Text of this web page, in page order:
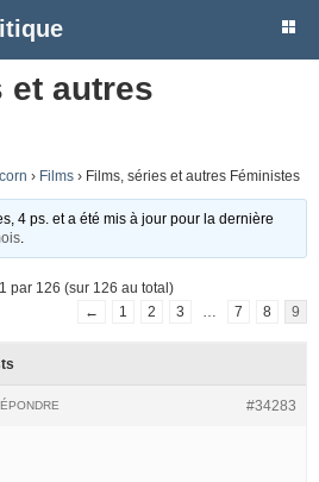
et autres
› Films › Films, séries et autres Féministes
4 ps. et a été mis à jour pour la dernière
par 126 (sur 126 au total)
←
1 2 3 7 8 9
#34283